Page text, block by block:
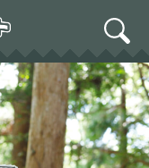
search